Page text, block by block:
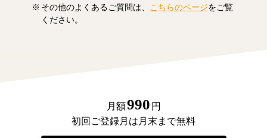
その他のよくあるご質問は、
こちらのページをご覧
ください。
月額990 円
初回ご登録月は月末まで無料